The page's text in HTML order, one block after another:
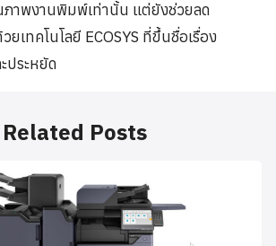
ภาพงานพิมพ์เท่านั้น แต่ยังช่วยลด
ยเทคโนโลยี ECOSYS ที่ขึ้นชื่อเรื่อง
ประหยัด
Related Posts